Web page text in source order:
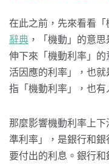
在此之前，先來看看
辭典 ，「機動」的意
伸下來「機動利率」
活因應的利率」，也
指「機動利率」，也
那麼影響機動利率上
準利率」，是銀行和
要付出的利息。銀行